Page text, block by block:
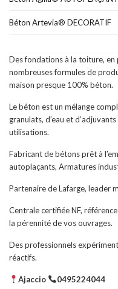
Béton Artevia® DECORATIF
Des fondations à la toiture,
nombreuses formules de
maison presque 100% béton.
Le béton est un mélange
granulats, d’eau et
utilisations.
Fabricant de bétons prêt à
autoplaçants, Armatures
Partenaire de Lafarge, leader
Centrale certifiée NF,
la pérennité de vos ouvrages.
Des professionnels
réactifs.
Ajaccio 0495224044